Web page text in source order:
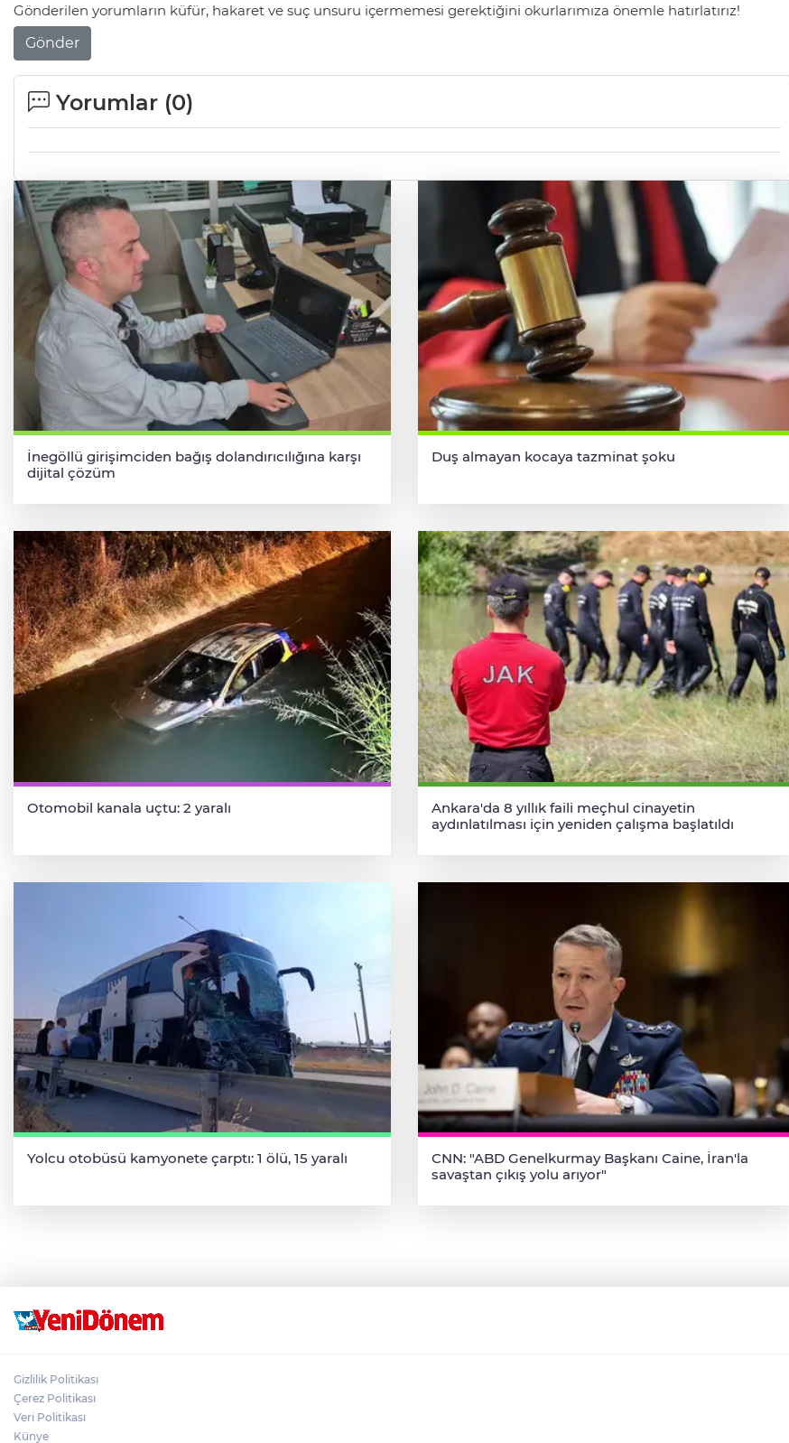
Gönderilen yorumların küfür, hakaret ve suç unsuru içermemesi gerektiğini okurlarımıza önemle hatırlatırız!
Gönder
Yorumlar (0)
İnegöllü girişimciden bağış dolandırıcılığına karşı
dijital çözüm
Duş almayan kocaya tazminat şoku
Otomobil kanala uçtu: 2 yaralı
Ankara'da 8 yıllık faili meçhul cinayetin
aydınlatılması için yeniden çalışma başlatıldı
Yolcu otobüsü kamyonete çarptı: 1 ölü, 15 yaralı
CNN: "ABD Genelkurmay Başkanı Caine, İran'la
savaştan çıkış yolu arıyor"
Gizlilik Politikası
Çerez Politikası
Veri Politikası
Künye